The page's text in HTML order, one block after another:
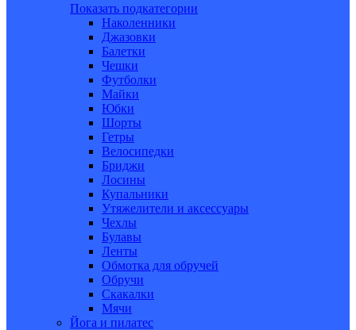
Показать подкатегории
Наколенники
Джазовки
Балетки
Чешки
Футболки
Майки
Юбки
Шорты
Гетры
Велосипедки
Бриджи
Лосины
Купальники
Утяжелители и аксессуары
Чехлы
Булавы
Ленты
Обмотка для обручей
Обручи
Скакалки
Мячи
Йога и пилатес